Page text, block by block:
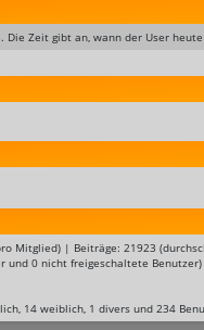
Die Zeit gibt an, wann der User
Mitglied) | Beiträge: 21923
und 0 nicht freigeschaltete Benutzer)
14 weiblich, 1 divers und 234